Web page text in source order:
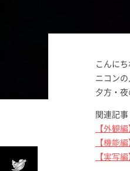
こんに
ニコン
夕方・夜
関連記事
【外観
【機能
【実写